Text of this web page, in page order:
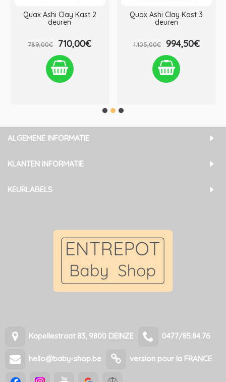
Quax Ashi Clay Kast 2
deuren
789,00€ 710,00€
Quax Ashi Clay Kast 3
deuren
1.105,00€ 994,50€
ALGEMENE INFORMATIE
KLANTEN INFORMATIE
KEURLABELS
Kapellestraat 83, 9800 DEINZE 0477/85.84.76
hello@baby-shop.be version pour la FRANCE